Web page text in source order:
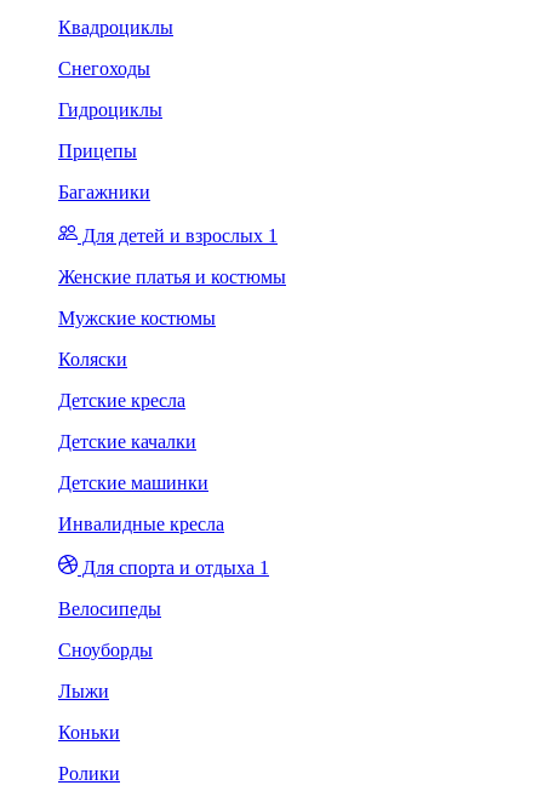
Квадроциклы
Снегоходы
Гидроциклы
Прицепы
Багажники
Для детей и взрослых 1
Женские платья и костюмы
Мужские костюмы
Коляски
Детские кресла
Детские качалки
Детские машинки
Инвалидные кресла
Для спорта и отдыха 1
Велосипеды
Сноуборды
Лыжи
Коньки
Ролики